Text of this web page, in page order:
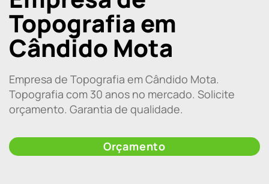
Topografia em
Cândido Mota
Empresa de Topografia em Cândido Mota.
Topografia com 30 anos no mercado. Solicite
orçamento. Garantia de qualidade.
Orçamento